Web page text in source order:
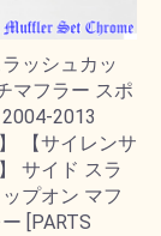
ラッシュカッ
マフラー スポ
2013
【サイレンサ
サイド スラ
プオン マフ
[PARTS